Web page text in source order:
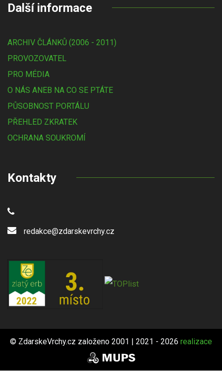
Další informace
ARCHIV ČLÁNKŮ (2006 - 2011)
PROVOZOVATEL
PRO MÉDIA
O NÁS ANEB NA CO SE PTÁTE
PŮSOBNOST PORTÁLU
PŘEHLED ZKRATEK
OCHRANA SOUKROMÍ
Kontakty
redakce@zdarskevrchy.cz
© ZdarskeVrchy.cz založeno 2001 | 2021 - 2026 realizace